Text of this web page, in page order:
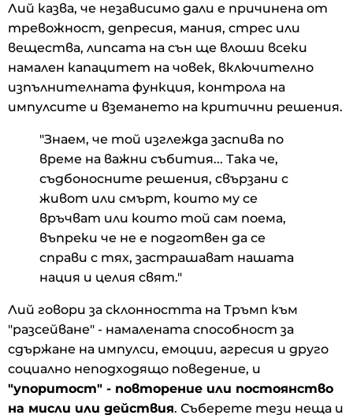
Лий казва, че независимо дали е причинена от
тревожност, депресия, мания, стрес или
вещества, липсата на сън ще влоши всеки
намален капацитет на човек, включително
изпълнителната функция, контрола на
импулсите и вземането на критични решения.
"Знаем, че той изглежда заспива по
време на важни събития... Така че,
съдбоносните решения, свързани с
живот или смърт, които му се
връчват или които той сам поема,
въпреки че не е подготвен да се
справи с тях, застрашават нашата
нация и целия свят."
Лий говори за склонността на Тръмп към
"разсейване" - намалената способност за
сдържане на импулси, емоции, агресия и друго
социално неподходящо поведение, и
"упоритост" - повторение или постоянство
на мисли или действия. Съберете тези неща и